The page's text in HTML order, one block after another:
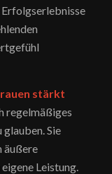
stärkt
regelmäßiges
glauben. Sie
äußere
Leistung.